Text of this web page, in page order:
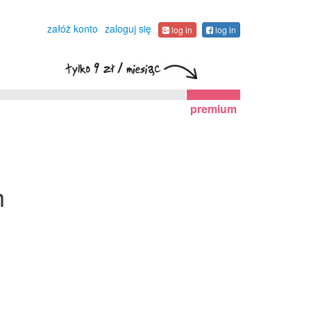
załóż konto zaloguj się log in log in
premium